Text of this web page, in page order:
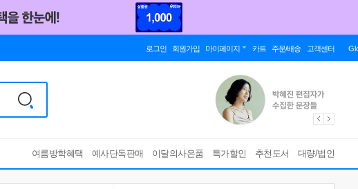
로그인 회원가입 마이페이지 카트 주문/배송 고객센터
여름방학혜택 예사단독판매 이달의사은품 특가할인 추천도서 대량/법인